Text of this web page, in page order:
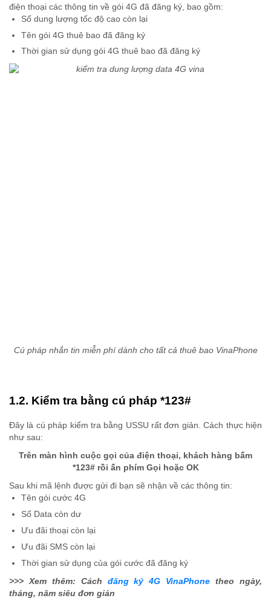
điện thoại các thông tin về gói 4G đã đăng ký, bao gồm:
Số dung lượng tốc độ cao còn lại
Tên gói 4G thuê bao đã đăng ký
Thời gian sử dụng gói 4G thuê bao đã đăng ký
Cú pháp nhắn tin miễn phí dành cho tất cả thuê bao VinaPhone
1.2. Kiểm tra bằng cú pháp *123#
Đây là cú pháp kiểm tra bằng USSU rất đơn giản. Cách thực hiện
như sau:
Trên màn hình cuộc gọi của điện thoại, khách hàng bấm
*123# rồi ấn phím Gọi hoặc OK
Sau khi mã lệnh được gửi đi bạn sẽ nhận về các thông tin:
Tên gói cước 4G
Số Data còn dư
Ưu đãi thoại còn lại
Ưu đãi SMS còn lại
Thời gian sử dụng của gói cước đã đăng ký
>>> Xem thêm: Cách đăng ký 4G VinaPhone theo ngày,
tháng, năm siêu đơn giản